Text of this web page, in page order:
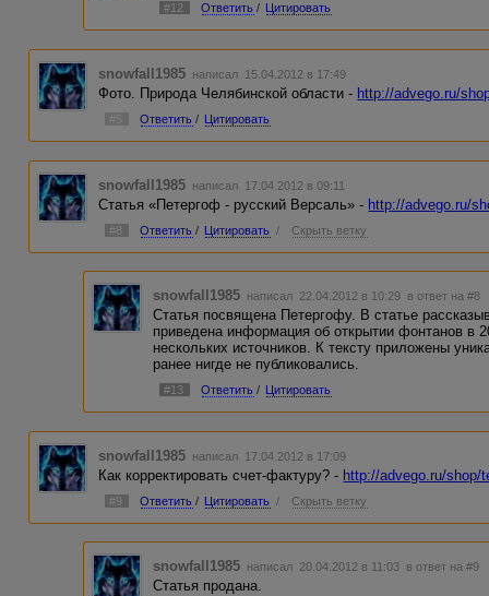
#12 Ответить / Цитировать
snowfall1985 написал 15.04.2012 в 17:49
Фото. Природа Челябинской области - http://advego.ru/
Ответить / Цитировать
snowfall1985 написал 17.04.2012 в 09:11
Статья «Петергоф - русский Версаль» - http://advego.ru/
#8 Ответить / Цитировать / Скрыть ветку
snowfall1985 написал 22.04.2012 в 10:29 в ответ на #8
Статья посвящена Петергофу. В статье
приведена информация об открытии фонтанов в
нескольких источников. К тексту приложены
ранее нигде не публиковались.
#13 Ответить / Цитировать
snowfall1985 написал 17.04.2012 в 17:09
Как корректировать счет-фактуру? - http://advego.ru/shop/
#9 Ответить / Цитировать / Скрыть ветку
snowfall1985 написал 20.04.2012 в 11:03 в ответ на #9
Статья продана.